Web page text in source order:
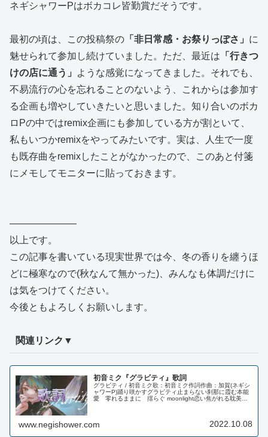
ネギシャワーPはボカコレ皆勤賞だそうです。
最初の頃は、この投稿祭の 「非日常感・お祭りっぽさ」 に
魅せられて参加し続けていました。ただ、最近は 「行きつ
けの店に通う」
ような感覚になってきました。それでも、
不易流行の心を忘れることのないよう、これからは参加す
る企画も増やしていきたいと思いました。知り合いのボカ
ロPの中ではremix企画にも参加している方が割といて、
私もいつかremixをやってみたいです。実は、人生で一度
も既存曲をremixしたことがなかったので、このあと付箋
にメモしてモニターに貼っておきます。
―――――――
以上です。
この記事を書いている現実世界では今、冬の香りを纏うほ
どに極寒なので(秋なんて無かった)、みんなも体調だけに
は気をつけてください。
今後ともよろしくお願いします。
関連リンク▼
初音ミク『グラビティ』歌詞
グラビティ / 初音ミク歌：初音ミク作詞作曲：加賀(ネギシ
ャワーP)踊り咲かすグラビティ止まらない刹那に霞む本能
愛 零れるままに 揺らぐ moonlight恋い焦がれる耽美と
www.negishower.com 2022.10.08